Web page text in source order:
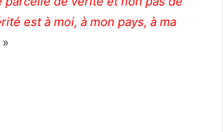
est à moi, à mon pays, à ma
»